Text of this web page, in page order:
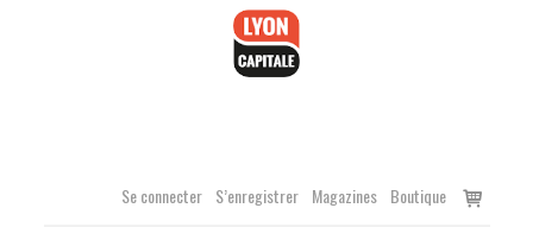
Se connecter S’enregistrer Magazines Boutique
Voir